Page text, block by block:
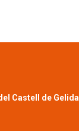
Castell de Gelida